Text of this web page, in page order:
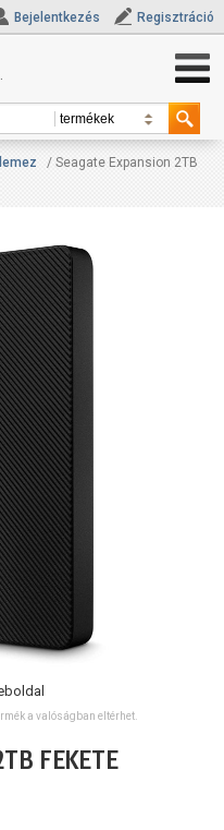
Bejelentkezés Regisztráció
/ Seagate Expansion 2TB
a valóságban eltérhet.
FEKETE